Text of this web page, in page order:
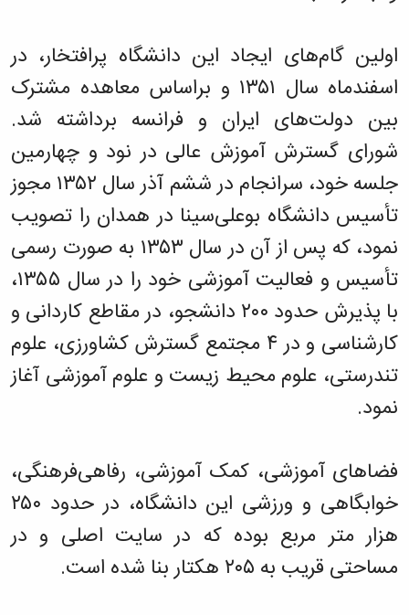
تماس
با
دانشگاه
روابط
عمومی
آدرس
دانشکده‌ها
شماره
سایر
تقویم
آموزشی
نظامنامه
اخلاق
آموزش
دانش‌آموختگان
آزمایشگاه
شناسی
آزمایشگاه
هوش
و
بینایی
آزمایشگاه
ژئوماتیک
پژوهش
کتابخانه
مرکزی
و
اسناد
پایان
نامه
و
رساله
علم
دانشگاه
نشر
کتب
مجلات
علمی
فصلنامه
معاونت
رزن
صنایع
غذایی
مجتمع
آموزش
عالی
فاطمیه
نهاوند
(ویژه
دختران)
زمین
سالن‌های
ورزشی
تفریحی-
سیاحتی
باغ
دانشگاه
موزه
تاریخ
طبیعی
اولین گام‌های ایجاد این دانشگاه پرافتخار، در
اسفندماه سال ۱۳۵۱ و براساس معاهده مشترک
بین دولت‌های ایران و فرانسه برداشته شد.
شورای گسترش آموزش عالی در نود و چهارمین
جلسه خود، سرانجام در ششم آذر سال ۱۳۵۲ مجوز
تأسیس دانشگاه بوعلی‌سینا در همدان را تصویب
نمود، که پس از آن در سال ۱۳۵۳ به صورت رسمی
تأسیس و فعالیت آموزشی خود را در سال ۱۳۵۵،
با پذیرش حدود ۲۰۰ دانشجو، در مقاطع کاردانی و
کارشناسی و در ۴ مجتمع گسترش کشاورزی، علوم
تندرستی، علوم محیط زیست و علوم آموزشی آغاز
نمود.
فضا‌های آموزشی، کمک آموزشی، رفاهی‌فرهنگی،
خوابگاهی و ورزشی این دانشگاه، در حدود ۲۵۰
هزار متر مربع بوده که در سایت اصلی و در
مساحتی قریب به ۲۰۵ هکتار بنا شده است.